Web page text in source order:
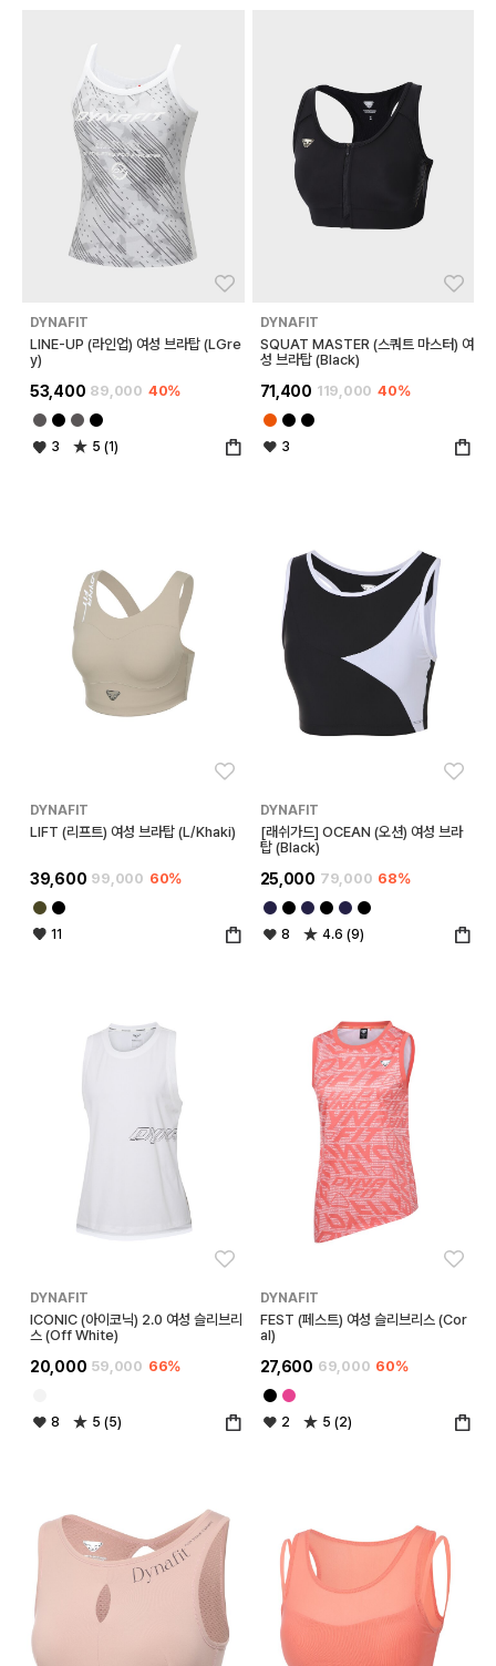
DYNAFIT
LINE-UP (라인업) 여성 브라탑 (LGre
y)
53,400 89,000 40%
3 5 (1)
DYNAFIT
SQUAT MASTER (스쿼트 마스터) 여
성 브라탑 (Black)
71,400 119,000 40%
3
DYNAFIT
LIFT (리프트) 여성 브라탑 (L/Khaki)
39,600 99,000 60%
11
DYNAFIT
[래쉬가드] OCEAN (오션) 여성 브라
탑 (Black)
25,000 79,000 68%
8 4.6 (9)
DYNAFIT
ICONIC (아이코닉) 2.0 여성 슬리브리
스 (Off White)
20,000 59,000 66%
8 5 (5)
DYNAFIT
FEST (페스트) 여성 슬리브리스 (Cor
al)
27,600 69,000 60%
2 5 (2)